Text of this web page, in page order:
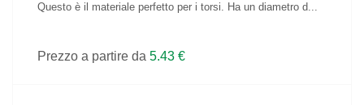
Questo è il materiale perfetto per i torsi. Ha un diametro d...
Prezzo a partire da 5.43 €